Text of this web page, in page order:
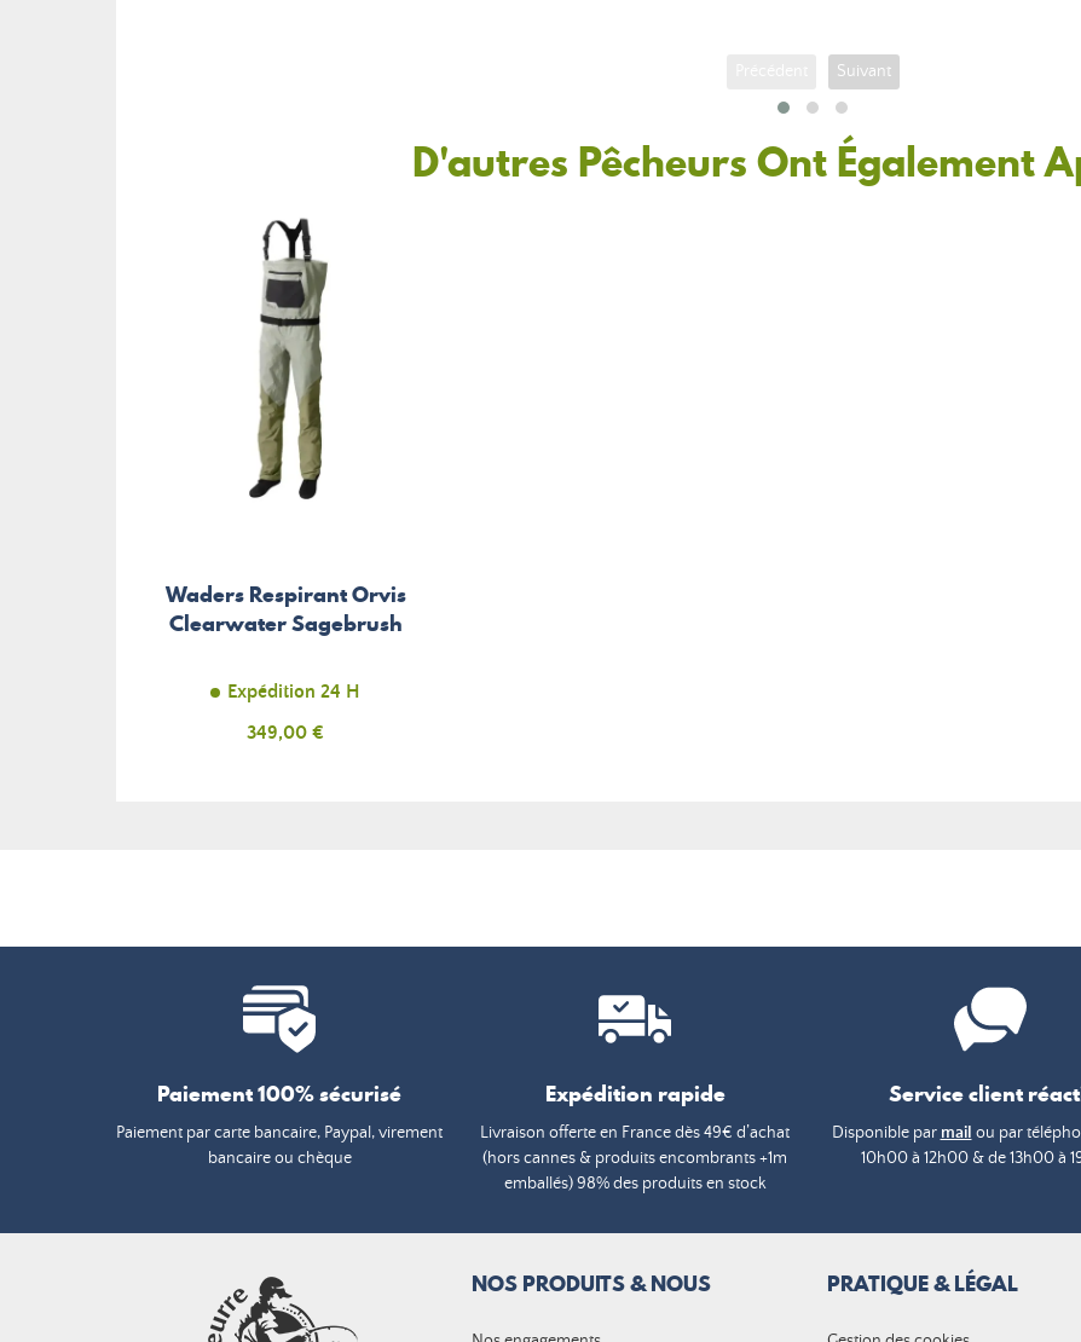
Suivant
D'autres Pêcheurs Ont Également
Waders Respirant Orvis
Clearwater Sagebrush
Expédition 24 H
Prix
349,00 €
Paiement 100% sécurisé
Paiement par carte bancaire, Paypal, virement
bancaire ou chèque
Expédition rapide
Livraison offerte en France dès 49€ d’achat
(hors cannes & produits encombrants +1m
emballés) 98% des produits en stock
Service client
Disponible par mail ou par
10h00 à 12h00 & de 13h00 à
NOS PRODUITS & NOUS PRATIQUE & LÉGAL